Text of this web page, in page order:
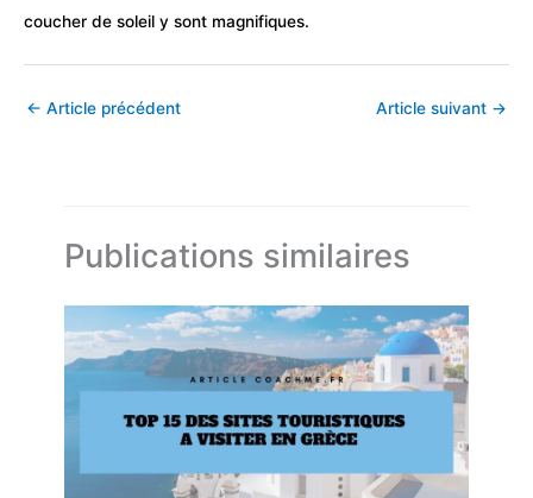
coucher de soleil y sont magnifiques.
← Article précédent Article suivant →
Publications similaires